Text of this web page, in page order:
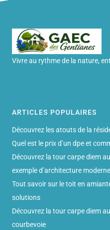
Vivre au rythme de la nature,
ARTICLES POPULAIRES
Découvrez les atouts de la
Quel est le prix d’un dpe et
Découvrez la tour carpe diem
exemple d’architecture moderne
Tout savoir sur le toit en
solutions
Découvrez la tour carpe diem
courbevoie